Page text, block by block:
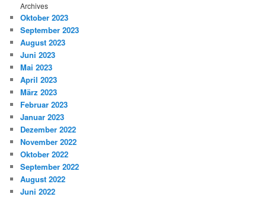
Archives
Oktober 2023
September 2023
August 2023
Juni 2023
Mai 2023
April 2023
März 2023
Februar 2023
Januar 2023
Dezember 2022
November 2022
Oktober 2022
September 2022
August 2022
Juni 2022